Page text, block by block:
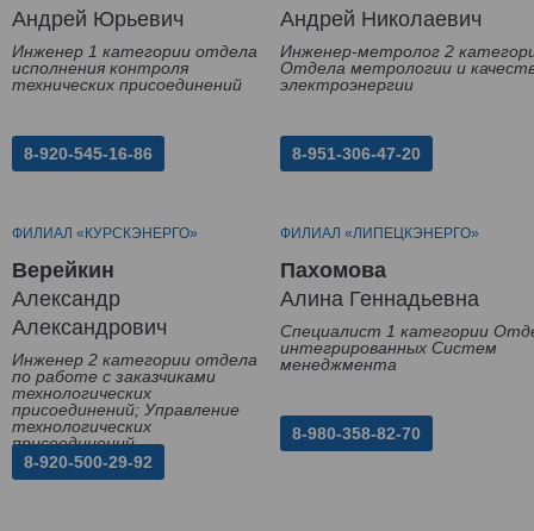
Андрей Юрьевич
Инженер 1 категории отдела
исполнения контроля
технических присоединений
8-920-545-16-86
Андрей Николаевич
Инженер-метролог 2
Отдела метрологии и
электроэнергии
8-951-306-47-20
ФИЛИАЛ «КУРСКЭНЕРГО»
Верейкин
Александр
Александрович
Инженер 2 категории отдела
по работе с заказчиками
технологических
присоединений; Управление
технологических
присоединений
8-920-500-29-92
ФИЛИАЛ «ЛИПЕЦКЭНЕРГО»
Пахомова
Алина Геннадьевна
Специалист 1 категории
интегрированных Систем
менеджмента
8-980-358-82-70